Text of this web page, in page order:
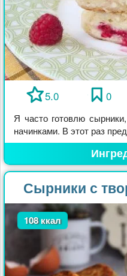
5.0 0
Я часто готовлю
начинками. В этот раз
Сырники с
108 ккал